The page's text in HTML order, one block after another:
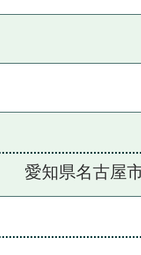
愛知県名古屋